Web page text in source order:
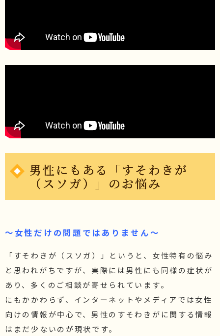
男性にもある「すそわきが
（スソガ）」のお悩み
～女性だけの問題ではありません～
「すそわきが（スソガ）」というと、女性特有の悩み
と思われがちですが、実際には男性にも同様の症状が
あり、多くのご相談が寄せられています。
にもかかわらず、インターネットやメディアでは女性
向けの情報が中心で、男性のすそわきがに関する情報
はまだ少ないのが現状です。